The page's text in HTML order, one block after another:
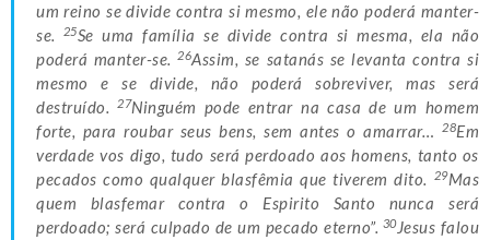
um reino se divide contra si mesmo, ele não poderá manter-
se.
25Se uma família se divide contra si mesma, ela não
poderá manter-se.26Assim, se satanás se levanta contra si
mesmo e se divide, não poderá sobreviver, mas será
destruído.27Ninguém pode entrar na casa de um homem
forte, para roubar seus bens, sem antes o amarrar…
28Em
verdade vos digo, tudo será perdoado aos homens, tanto os
pecados como qualquer blasfêmia que tiverem dito.
29Mas
quem blasfemar contra o Espirito Santo nunca será
perdoado; será culpado de um pecado eterno”. 30Jesus falou